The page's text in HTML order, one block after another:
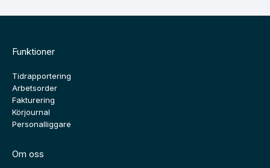
Funktioner
Tidrapportering
Arbetsorder
Fakturering
Körjournal
Personalliggare
Om oss